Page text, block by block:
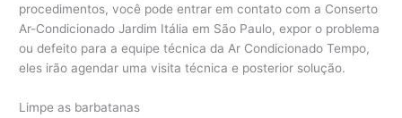
procedimentos, você pode entrar em contato com a Conserto
Ar-Condicionado Jardim Itália em São Paulo, expor o problema
ou defeito para a equipe técnica da Ar Condicionado Tempo,
eles irão agendar uma visita técnica e posterior solução.
Limpe as barbatanas